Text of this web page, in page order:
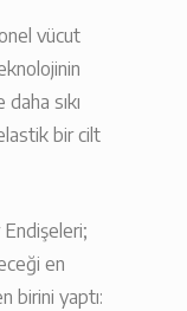
vücut
sıkı
bir cilt
en
birini yaptı: